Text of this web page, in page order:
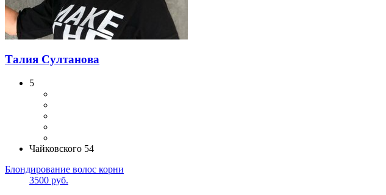
Талия Султанова
5
Чайковского 54
Блондирование волос корни
3500 руб.